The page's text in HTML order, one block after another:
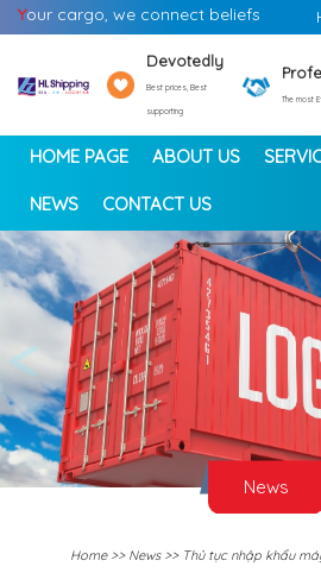
Your cargo, we connect beliefs
Devotedly
Best prices, Best
supporting
The most
HOME PAGE ABOUT US
NEWS CONTACT US
<
News
Home>> News>> Thủ tục nhập khẩu